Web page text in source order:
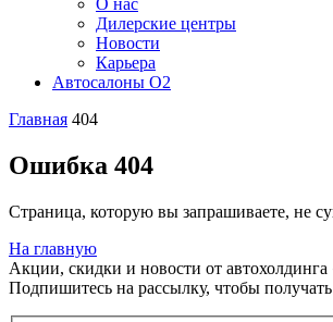
О нас
Дилерские центры
Новости
Карьера
Автосалоны O2
Главная 404
Ошибка 404
Страница, которую вы запрашиваете, не
На главную
Акции, скидки и новости от
Подпишитесь на рассылку, чтобы